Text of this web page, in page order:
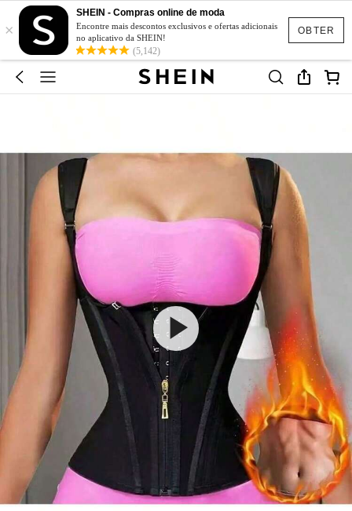
OBTER
×
SHEIN - Compras online de moda
Encontre mais descontos exclusivos e ofertas adicionais
no aplicativo da SHEIN!
(5,142)